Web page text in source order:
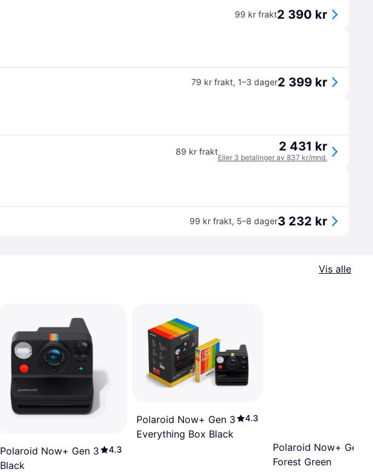
99 kr frakt2 390 kr
79 kr frakt, 1–3 dager2 399 kr
89 kr frakt 2 431 kr
Eller 3 betalinger av 837 kr/mnd.
99 kr frakt, 5–8 dager3 232 kr
Vis alle
Polaroid Now+ Gen 3
Black
4.3
Polaroid Now+ Gen 3
Everything Box Black
4.3
Polaroid Now+ Gen 2
Forest Green